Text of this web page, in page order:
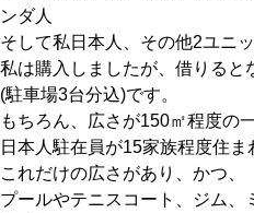
ンダ人
そして私日本人、その他2ユニッ
私は購入しましたが、借りると
(駐車場3台分込)です。
もちろん、広さが150㎡程度の
日本人駐在員が15家族程度住ま
これだけの広さがあり、かつ、
プールやテニスコート、ジム